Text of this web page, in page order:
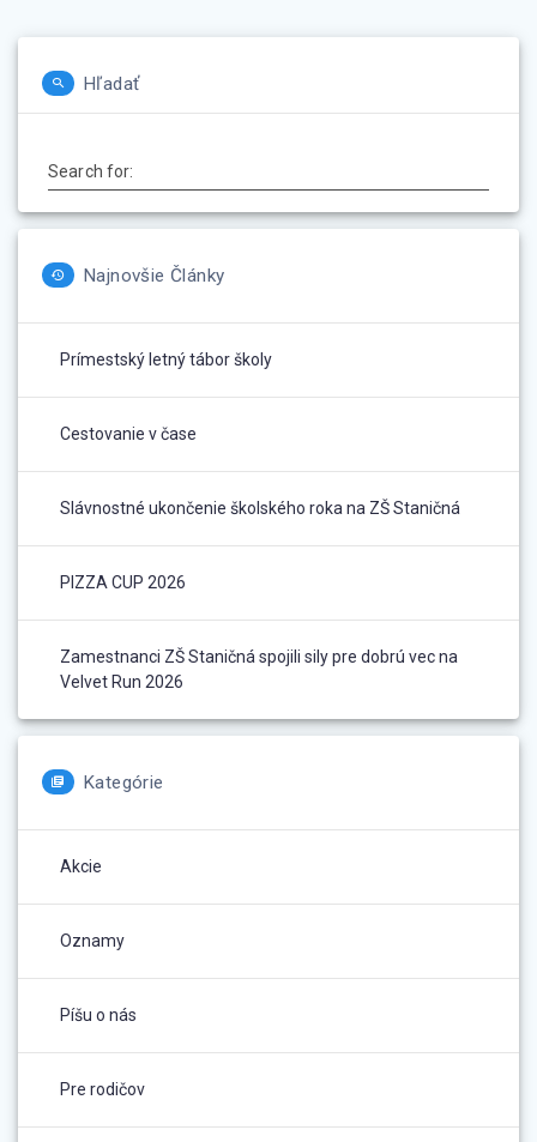
Hľadať
Search for:
Najnovšie Články
Prímestský letný tábor školy
Cestovanie v čase
Slávnostné ukončenie školského roka na ZŠ Staničná
PIZZA CUP 2026
Zamestnanci ZŠ Staničná spojili sily pre dobrú vec na
Velvet Run 2026
Kategórie
Akcie
Oznamy
Píšu o nás
Pre rodičov